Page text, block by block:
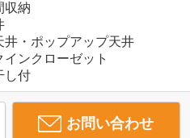
収納
井・ポップアップ天井
インクローゼット
し付
お問い合わせ